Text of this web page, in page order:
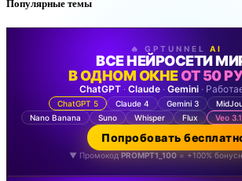
Популярные темы
🔥 GPTUNNEL AI
ВСЕ НЕЙРОСЕТИ
В ОДНОМ ОКНЕОТ 50
ChatGPT · Claude · Gemini ·
ChatGPT 5 Claude 4 Gemini 3
Nano Banana
Suno Whisper Flux Veo 3.1
Попробовать
▼ Промокод PROMPT1_100= +100%